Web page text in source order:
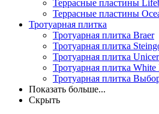
Террасные пластины
Террасные пластины
Тротуарная плитка
Тротуарная плитка Braer
Тротуарная плитка
Тротуарная плитка
Тротуарная плитка
Тротуарная плитка
Показать больше...
Скрыть